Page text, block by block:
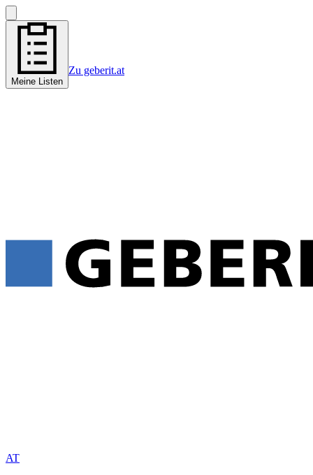
Meine Listen
Zu geberit.at
AT